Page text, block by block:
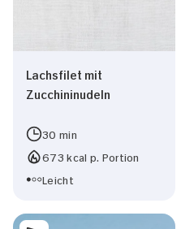
Lachsfilet mit
Zucchininudeln
30 min
673 kcal p. Portion
Leicht